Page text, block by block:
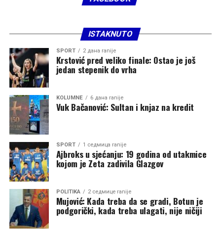
Joanikije, ni Metodije. Gubitnici su vjernici koji od svojih
duhovnih pastira očekuju mir, pomirenje i jedinstvo, a
umjesto toga svakodnevno svjedoče novim podjelama.
Crkva je kroz istoriju opstajala onda kada je bila iznad
počnu da određuju crkvene odnose, prestaje da bude
prostor okupljanja i postaje novo poprište sukoba.
Budućnost Srpske pravoslavne crkve u Crnoj Gori
zavisiće od toga da li ostaje duhovni oslonac svog naroda
ili postaje još jedno polje političkog nadmetanja koje će
Vučić iskoristiti za dobijanje političkog uticaja.
ISTAKNUTO
SPORT 2 дана ranije
Krstović pred veliko finale: Ostao je još
jedan stepenik do vrha
KOLUMNE 6 дана ranije
Vuk Bačanović: Sultan i knjaz na kredit
SPORT 1 седмица ranije
Ajbroks u sjećanju: 19 godina od utakmice
kojom je Zeta zadivila Glazgov
POLITIKA 2 седмице ranije
Mujović: Kada treba da se gradi, Botun je
podgorički, kada treba ulagati, nije ničiji